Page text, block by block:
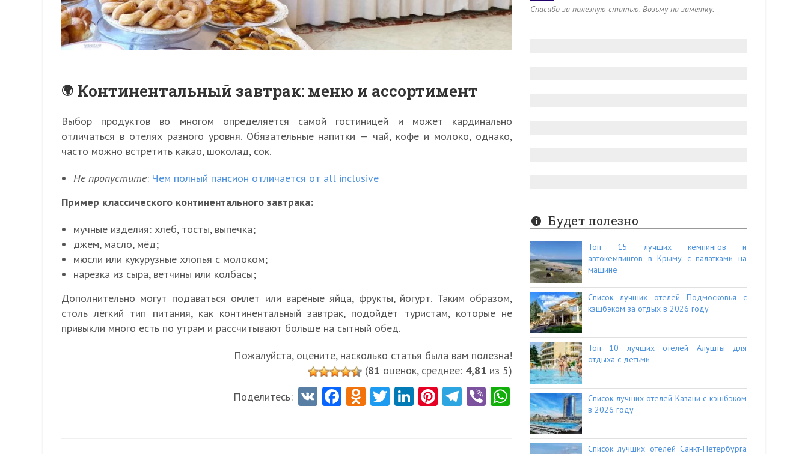
Континентальный завтрак: меню и ассортимент
Выбор продуктов во многом определяется самой гостиницей и может кардинально
отличаться в отелях разного уровня. Обязательные напитки — чай, кофе и молоко, однако,
часто можно встретить какао, шоколад, сок.
Не пропустите: Чем полный пансион отличается от all inclusive
Пример классического континентального завтрака:
мучные изделия: хлеб, тосты, выпечка;
джем, масло, мёд;
мюсли или кукурузные хлопья с молоком;
нарезка из сыра, ветчины или колбасы;
Дополнительно могут подаваться омлет или варёные яйца, фрукты, йогурт. Таким образом,
столь лёгкий тип питания, как континентальный завтрак, подойдёт туристам, которые не
привыкли много есть по утрам и рассчитывают больше на сытный обед.
Пожалуйста, оцените, насколько статья была вам полезна!
(81 оценок, среднее: 4,81 из 5)
Поделитесь:
VFa O T Li PiTe Vi
Спасибо за полезную статью. Возьму на заметку.
Будет полезно
Топ 15 лучших кемпингов и
автокемпингов в Крыму с палатками на
машине
Список лучших отелей Подмосковья с
кэшбэком за отдых в 2026 году
Топ 10 лучших отелей Алушты для
отдыха с детьми
Список лучших отелей Казани с кэшбэком
в 2026 году
Список лучших отелей Санкт-Петербурга